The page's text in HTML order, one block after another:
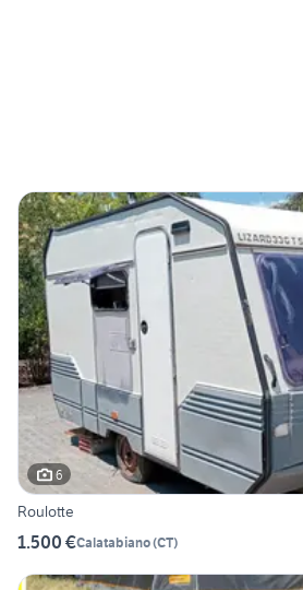
6
Roulotte
1.500 €Calatabiano(CT)